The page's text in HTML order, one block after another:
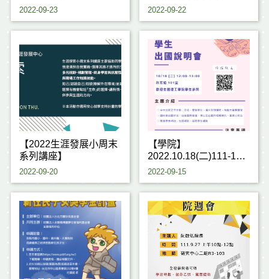
2022-09-23
Nucleic Acids
2022-09-22
【2022生涯發展小周末
系列講座】
2022-09-20
【學院】
2022.10.18(二)111-1生
醫理工學院學生出國說
2022-09-15